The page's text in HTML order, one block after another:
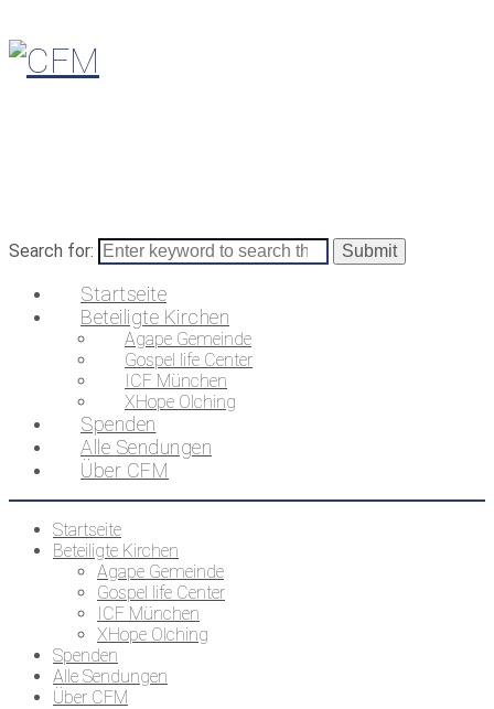
Search for:
Startseite
Beteiligte Kirchen
Agape Gemeinde
Gospel life Center
ICF München
XHope Olching
Spenden
Alle Sendungen
Über CFM
Startseite
Beteiligte Kirchen
Agape Gemeinde
Gospel life Center
ICF München
XHope Olching
Spenden
Alle Sendungen
Über CFM